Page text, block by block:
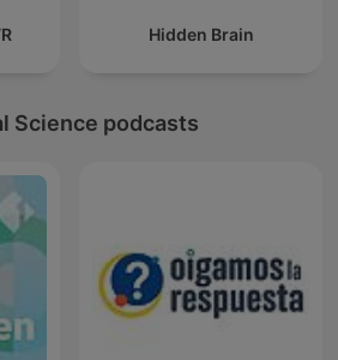
Hidden Brain
Science podcasts